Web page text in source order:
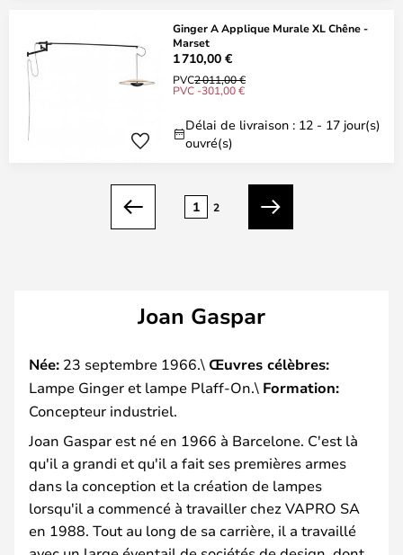
Ginger A Applique Murale XL Chêne -
Marset
1 710,00 €
PVC2 011,00 €
PVC -301,00 €
Délai de livraison : 12 - 17 jour(s)
ouvré(s)
Précédent
1 2
Suivant
Joan Gaspar
Née: 23 septembre 1966.\ Œuvres célèbres:
Lampe Ginger et lampe Plaff-On.\ Formation:
Concepteur industriel.
Joan Gaspar est né en 1966 à Barcelone. C'est là
qu'il a grandi et qu'il a fait ses premières armes
dans la conception et la création de lampes
lorsqu'il a commencé à travailler chez VAPRO SA
en 1988. Tout au long de sa carrière, il a travaillé